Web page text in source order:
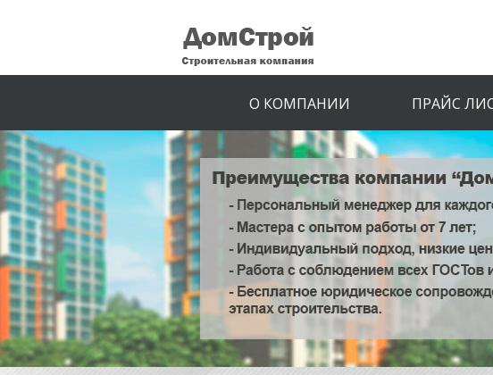
О КОМПАНИИ ПРАЙС